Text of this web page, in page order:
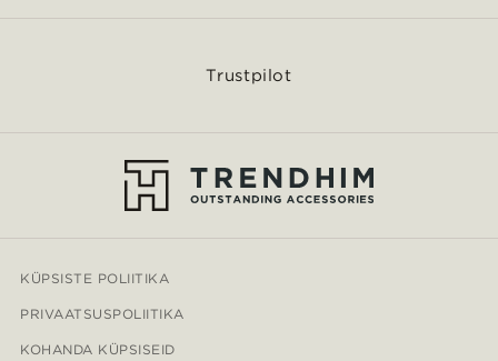
Trustpilot
KÜPSISTE POLIITIKA
PRIVAATSUSPOLIITIKA
KOHANDA KÜPSISEID